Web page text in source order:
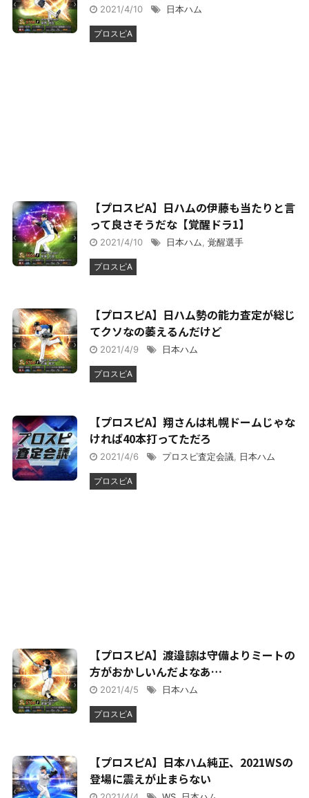
2021/4/10 日本ハム
プロスピA
【プロスピA】日ハムの伊藤も当たりと言
って良さそうだな【覚醒ドラ1】
2021/4/10 日本ハム 覚醒選手
プロスピA
【プロスピA】日ハム勢の能力査定が総じ
てクソなの萎えるんだけど
2021/4/9 日本ハム
プロスピA
【プロスピA】翔さんは札幌ドームじゃな
ければ40本打ってただろ
2021/4/6 プロスピ査定会議 日本ハム
プロスピA
【プロスピA】渡邉諒は守備よりミートの
方がおかしいんだよなあ…
2021/4/5 日本ハム
プロスピA
【プロスピA】日本ハム純正、2021WSの
登場に震えが止まらない